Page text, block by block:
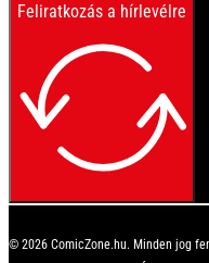
Feliratkozás a hírlevélre
© 2026 ComicZone.hu. Minden jog